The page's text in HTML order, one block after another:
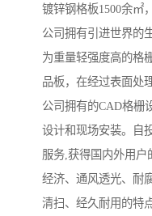
镀锌钢格板1500余㎡
公司拥有引进世界的
为重量轻强度高的格
品板，在经过表面处
公司拥有的CAD格栅
设计和现场安装。自
服务,获得国内外用户
经济、通风透光、耐
清扫、经久耐用的特